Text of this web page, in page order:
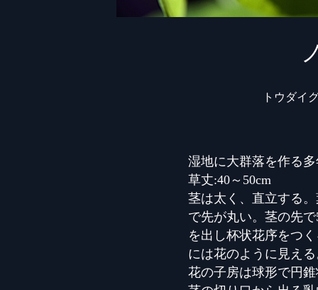
トウダイ
湿地に大群落を作る
草丈:40～50cm
茎は太く、直立する
で先が丸い。茎の先
を出し杯状花序をつ
には花のように見え
花の子房は球形で円